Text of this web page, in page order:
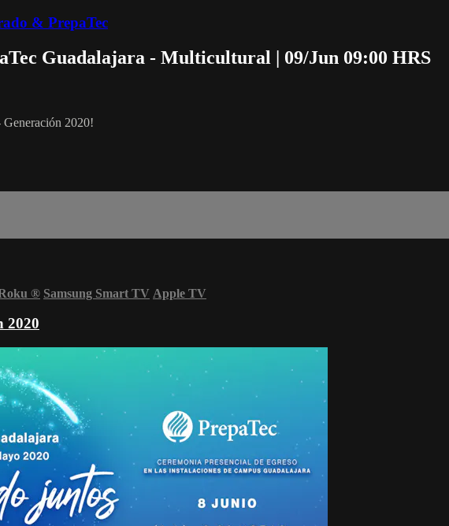
& PrepaTec
Guadalajara - Multicultural | 09/Jun 09:00 HRS
Generación 2020!
® Samsung Smart TV Apple TV
2020